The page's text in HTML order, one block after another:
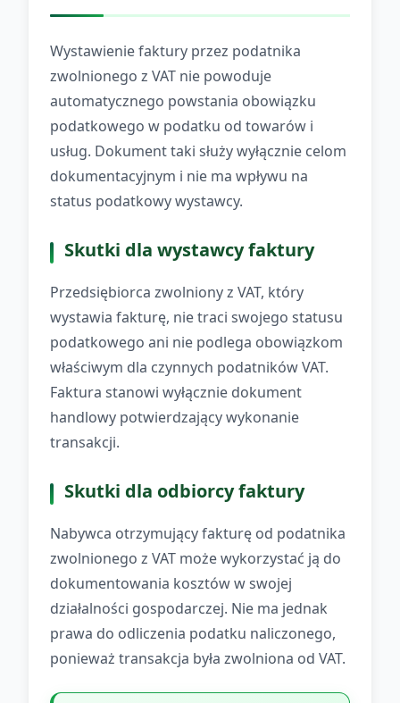
Wystawienie faktury przez podatnika
zwolnionego z VAT nie powoduje
automatycznego powstania obowiązku
podatkowego w podatku od towarów i
usług. Dokument taki służy wyłącznie celom
dokumentacyjnym i nie ma wpływu na
status podatkowy wystawcy.
Skutki dla wystawcy faktury
Przedsiębiorca zwolniony z VAT, który
wystawia fakturę, nie traci swojego statusu
podatkowego ani nie podlega obowiązkom
właściwym dla czynnych podatników VAT.
Faktura stanowi wyłącznie dokument
handlowy potwierdzający wykonanie
transakcji.
Skutki dla odbiorcy faktury
Nabywca otrzymujący fakturę od podatnika
zwolnionego z VAT może wykorzystać ją do
dokumentowania kosztów w swojej
działalności gospodarczej. Nie ma jednak
prawa do odliczenia podatku naliczonego,
ponieważ transakcja była zwolniona od VAT.